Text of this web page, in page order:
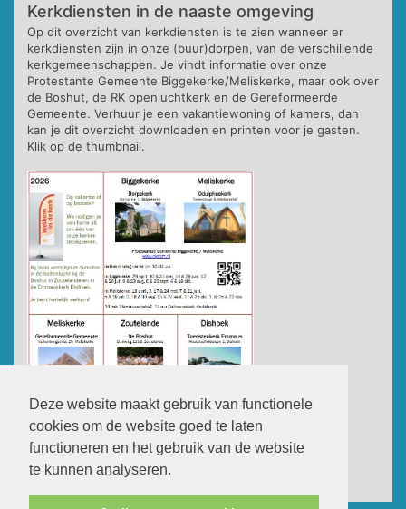
Deze website maakt gebruik van functionele
cookies om de website goed te laten
functioneren en het gebruik van de website
te kunnen analyseren.
Kerkdiensten in de naaste omgeving
Op dit overzicht van kerkdiensten is te zien wanneer er
kerkdiensten zijn in onze (buur)dorpen, van de verschillende
kerkgemeenschappen. Je vindt informatie over onze
Protestante Gemeente Biggekerke/Meliskerke, maar ook over
de Boshut, de RK openluchtkerk en de Gereformeerde
Gemeente. Verhuur je een vakantiewoning of kamers, dan
kan je dit overzicht downloaden en printen voor je gasten.
Klik op de thumbnail.